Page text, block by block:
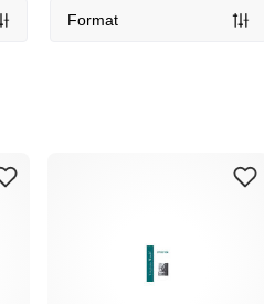
Format